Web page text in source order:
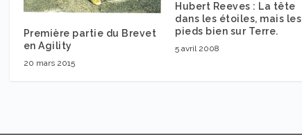
Première partie du Brevet
en Agility
20 mars 2015
Hubert Reeves : La tête
dans les étoiles, mais les
pieds bien sur Terre.
5 avril 2008